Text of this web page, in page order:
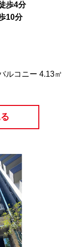
歩4分
10分
ルコニー 4.13㎡